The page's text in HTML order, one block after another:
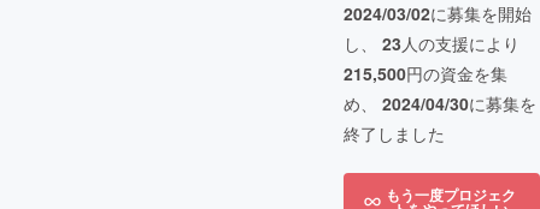
2024/03/02に募集を開始
し、 23人の支援により
215,500円の資金を集
め、 2024/04/30に募集を
終了しました
もう一度プロジェク